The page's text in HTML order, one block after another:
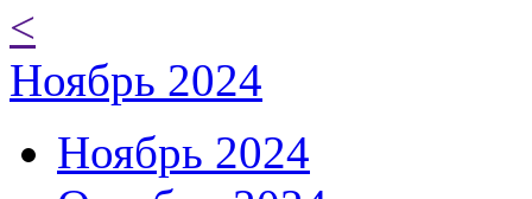
<
Ноябрь 2024
Ноябрь 2024